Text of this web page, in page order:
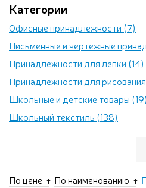
Категории
Офисные принадлежности (7)
Письменные и чертежные
Принадлежности для лепки (14)
Принадлежности для
Школьные и детские товары (19)
Школьный текстиль (138)
По цене По наименованию